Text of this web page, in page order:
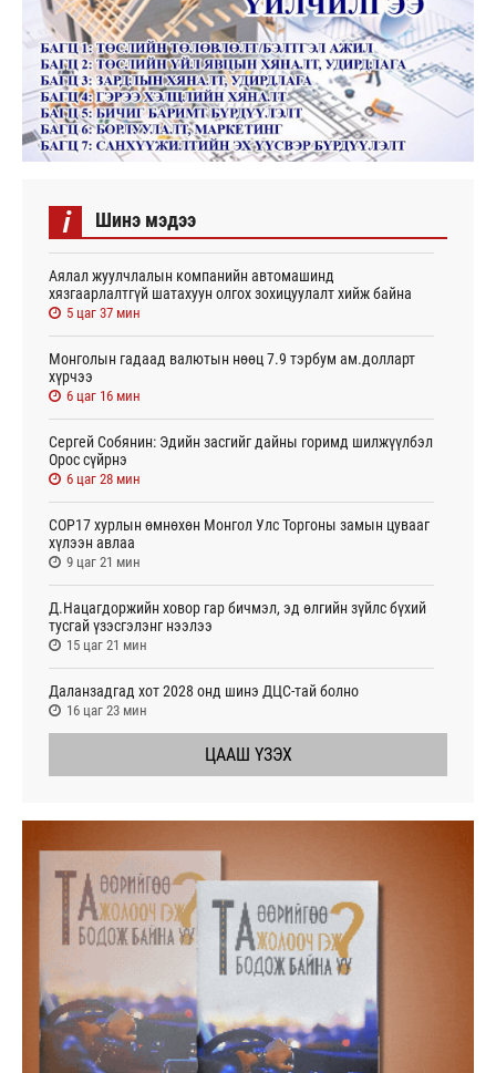
i Шинэ мэдээ
Аялал жуулчлалын компанийн автомашинд
хязгаарлалтгүй шатахуун олгох зохицуулалт хийж байна
5 цаг 37 мин
Монголын гадаад валютын нөөц 7.9 тэрбум ам.долларт
хүрчээ
6 цаг 16 мин
Сергей Собянин: Эдийн засгийг дайны горимд шилжүүлбэл
Орос сүйрнэ
6 цаг 28 мин
COP17 хурлын өмнөхөн Монгол Улс Торгоны замын цувааг
хүлээн авлаа
9 цаг 21 мин
Д.Нацагдоржийн ховор гар бичмэл, эд өлгийн зүйлс бүхий
тусгай үзэсгэлэнг нээлээ
15 цаг 21 мин
Даланзадгад хот 2028 онд шинэ ДЦС-тай болно
16 цаг 23 мин
ЦААШ ҮЗЭХ